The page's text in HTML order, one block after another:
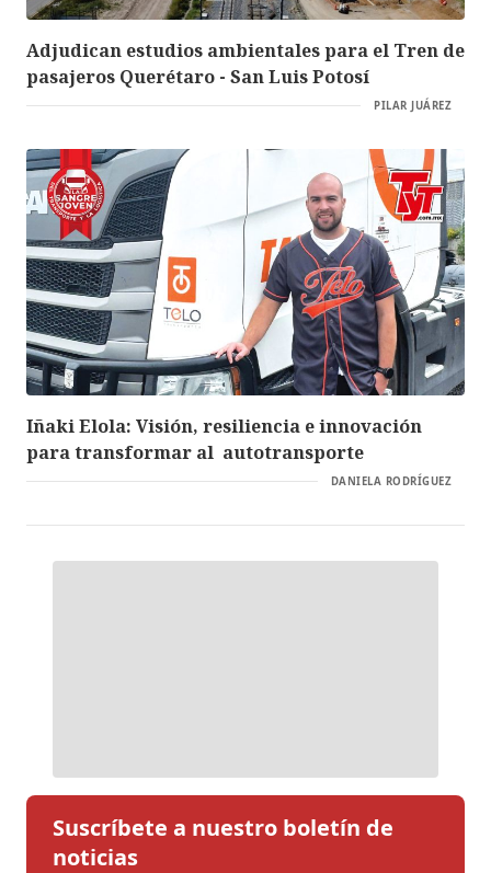
Adjudican estudios ambientales para el Tren de
pasajeros Querétaro - San Luis Potosí
PILAR JUÁREZ
Iñaki Elola: Visión, resiliencia e innovación
para transformar al autotransporte
DANIELA RODRÍGUEZ
Suscríbete a nuestro boletín de
noticias